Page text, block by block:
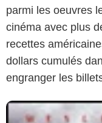
parmi les oeuvres
cinéma avec plus
recettes
dollars cumulés
engranger les